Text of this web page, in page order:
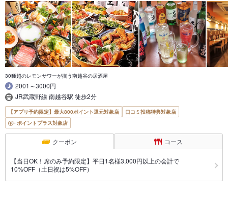
30種超のレモンサワーが揃う南越谷の居酒屋
2001～3000円
JR武蔵野線 南越谷駅 徒歩2分
【アプリ予約限定】最大800ポイント還元対象店
口コミ投稿特典対象店
ポイントプラス対象店
クーポン コース
【当日OK！席のみ予約限定】平日1名様3,000円以上の会計で
10%OFF（土日祝は5%OFF）